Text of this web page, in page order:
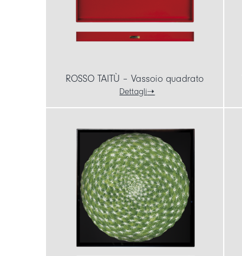
ROSSO TAITÙ – Vassoio quadrato
Dettagli